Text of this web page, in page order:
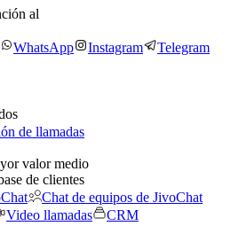
al
WhatsApp Instagram Telegram
de llamadas
valor medio
de clientes
Chat de equipos de JivoChat
Video llamadas
CRM